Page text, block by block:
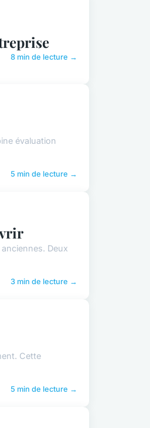
8 min de lecture →
évaluation
5 min de lecture →
Deux
3 min de lecture →
Cette
5 min de lecture →